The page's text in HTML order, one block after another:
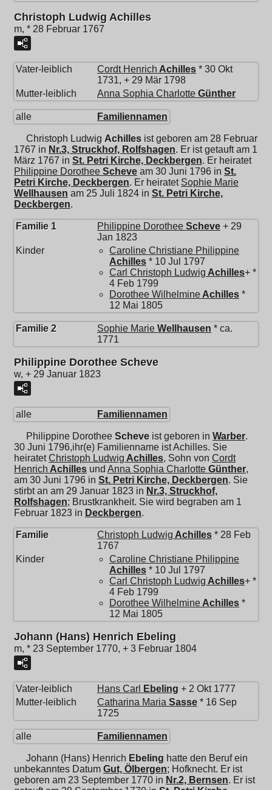
Christoph Ludwig Achilles
m, * 28 Februar 1767
Vater-leiblich Cordt Henrich Achilles * 30 Okt
1731, + 29 Mär 1798
Mutter-leiblich
Anna Sophia Charlotte Günther
alle Familiennamen
Christoph Ludwig Achilles ist geboren am 28 Februar
1767 in Nr.3, Struckhof, Rolfshagen. Er ist getauft am 1
März 1767 in St. Petri Kirche, Deckbergen. Er heiratet
Philippine Dorothee Scheve am 30 Juni 1796 in St.
Petri Kirche, Deckbergen. Er heiratet Sophie Marie
Wellhausen am 25 Juli 1824 in St. Petri Kirche,
Deckbergen.
Familie 1 Philippine Dorothee Scheve + 29
Jan 1823
Kinder
Caroline Christiane Philippine
Achilles * 10 Jul 1797
Carl Christoph Ludwig Achilles+ *
4 Feb 1799
Dorothee Wilhelmine Achilles *
12 Mai 1805
Familie 2 Sophie Marie Wellhausen * ca.
1771
Philippine Dorothee Scheve
w, + 29 Januar 1823
alle Familiennamen
Philippine Dorothee Scheve ist geboren in Warber.
30 Juni 1796,ihr(e) Familienname ist Achilles. Sie
heiratetChristoph Ludwig Achilles, Sohn von Cordt
Henrich Achilles und Anna Sophia Charlotte Günther,
am 30 Juni 1796 in St. Petri Kirche, Deckbergen. Sie
stirbt an am 29 Januar 1823 in Nr.3, Struckhof,
Rolfshagen; Brustkrankheit. Sie wird begraben am 1
Februar 1823 in Deckbergen.
Familie Christoph Ludwig Achilles * 28 Feb
1767
Kinder
Caroline Christiane Philippine
Achilles * 10 Jul 1797
Carl Christoph Ludwig Achilles+ *
4 Feb 1799
Dorothee Wilhelmine Achilles *
12 Mai 1805
Johann (Hans) Henrich Ebeling
m, * 23 September 1770, + 3 Februar 1804
Vater-leiblich Hans Carl Ebeling + 2 Okt 1777
Mutter-leiblich
Catharina Maria Sasse * 16 Sep
1725
alle Familiennamen
Johann (Hans) Henrich Ebeling hatte den Beruf ein
unbekanntes Datum Gut, Ölbergen; Hofknecht. Er ist
geboren am 23 September 1770 in Nr.2, Bernsen. Er ist